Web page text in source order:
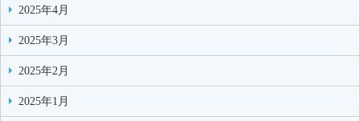
2025年4月
2025年3月
2025年2月
2025年1月